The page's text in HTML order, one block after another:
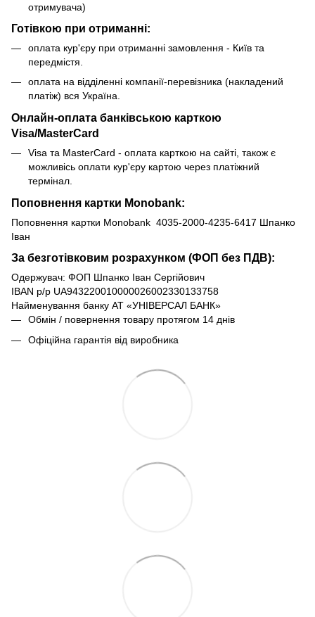
отримувача)
Готівкою при отриманні:
оплата кур'єру при отриманні замовлення - Київ та
передмістя.
оплата на відділенні компанії-перевізника (накладений
платіж) вся Україна.
Онлайн-оплата банківською карткою
Visa/MasterCard
Visa та MasterCard - оплата карткою на сайті, також є
можливісь оплати кур'єру картою через платіжний
термінал.
Поповнення картки Monobank:
Поповнення картки Monobank 4035-2000-4235-6417 Шпанко
Іван
За безготівковим розрахунком (ФОП без ПДВ):
Одержувач: ФОП Шпанко Іван Сергійович
IBAN р/р UA943220010000026002330133758
Найменування банку АТ «УНІВЕРСАЛ БАНК»
Обмін / повернення товару протягом 14 днів
Офіційна гарантія від виробника